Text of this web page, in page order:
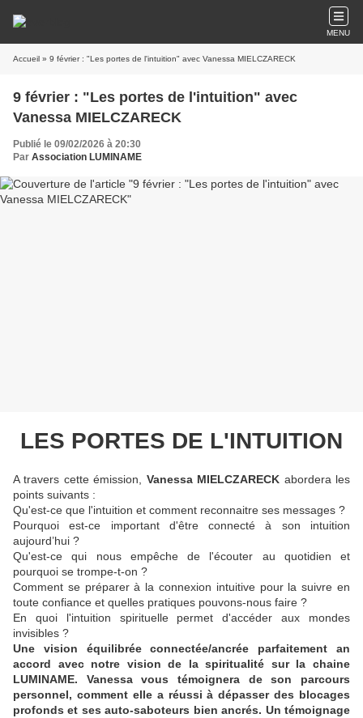
MENU
Accueil » 9 février : "Les portes de l'intuition" avec Vanessa MIELCZARECK
9 février : "Les portes de l'intuition" avec
Vanessa MIELCZARECK
Publié le 09/02/2026 à 20:30
Par Association LUMINAME
LES PORTES DE L'INTUITION
A travers cette émission, Vanessa MIELCZARECK abordera les
points suivants :
Qu'est-ce que l'intuition et comment reconnaitre ses messages ?
Pourquoi est-ce important d'être connecté à son intuition
aujourd’hui ?
Qu'est-ce qui nous empêche de l'écouter au quotidien et
pourquoi se trompe-t-on ?
Comment se préparer à la connexion intuitive pour la suivre en
toute confiance et quelles pratiques pouvons-nous faire ?
En quoi l'intuition spirituelle permet d'accéder aux mondes
invisibles ?
Une vision équilibrée connectée/ancrée parfaitement an
accord avec notre vision de la spiritualité sur la chaine
LUMINAME. Vanessa vous témoignera de son parcours
personnel, comment elle a réussi à dépasser des blocages
profonds et ses auto-saboteurs bien ancrés. Un témoignage